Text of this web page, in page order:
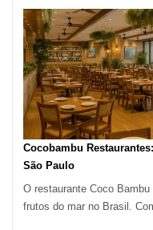
Melhores
Restaurantes
em
São
Paulo:
Um
Guia
Definitivo
para
Alta
Gastronomia
Cocobambu
São Paulo
O restaurante Coco
frutos do mar no Brasil.